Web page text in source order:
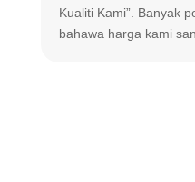
Kualiti Kami”. Banyak
bahawa harga kami